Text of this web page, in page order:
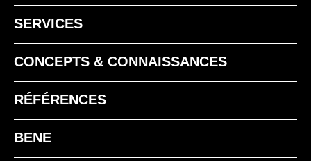
MELAMINE - MÉLAMINE
SERVICES
CONCEPTS & CONNAISSANCES
RÉFÉRENCES
BENE